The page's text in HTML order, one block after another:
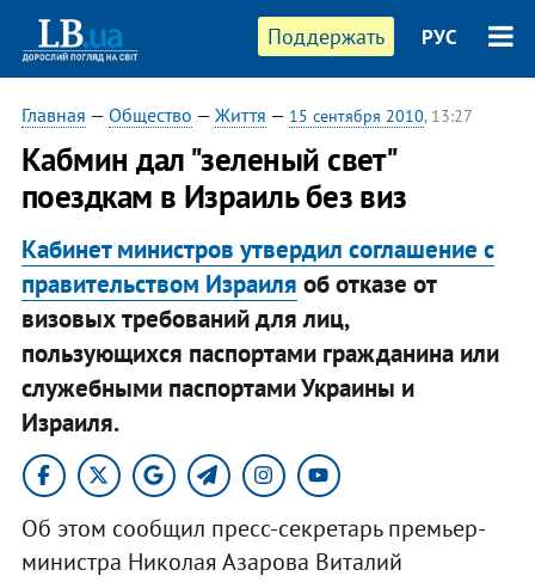
Поддержать РУС
Главная — Общество — Життя — 15 сентября 2010, 13:27
Кабмин дал "зеленый свет"
поездкам в Израиль без виз
Кабинет министров утвердил соглашение с
правительством Израиля об отказе от
визовых требований для лиц,
пользующихся паспортами гражданина или
служебными паспортами Украины и
Израиля.
Об этом сообщил пресс-секретарь премьер-
министра Николая Азарова Виталий